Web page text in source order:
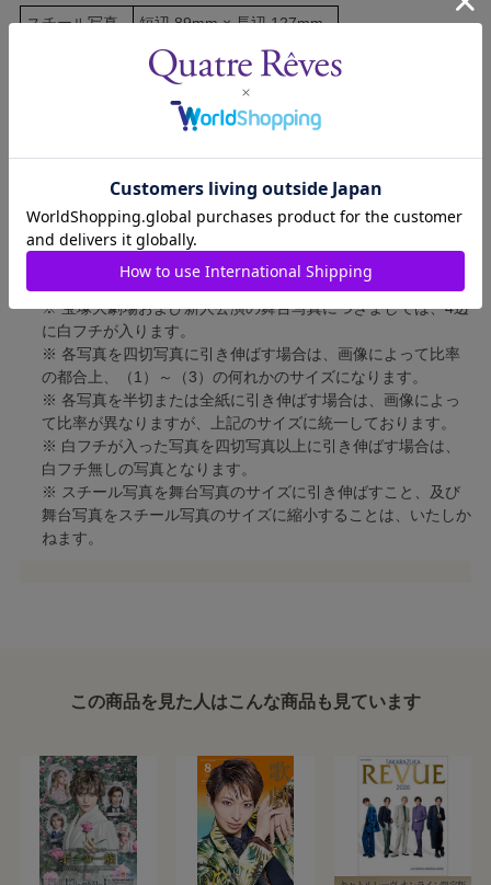
スチール写真
短辺 89mm × 長辺 127mm
短辺 127mm × 長辺 178mm
短辺 217mm × 長辺 305mm
短辺 213mm × 長辺 305mm
四切写真（3）
短辺 254mm × 長辺 305mm
短辺 305mm × 長辺 432mm
全紙写真
短辺 402mm × 長辺 559mm
写真のサイズにつきまして、下記の件も併せてご了承ください。
※ 宝塚大劇場および新人公演の舞台写真につきましては、4辺
に白フチが入ります。
※ 各写真を四切写真に引き伸ばす場合は、画像によって比率
の都合上、（1）～（3）の何れかのサイズになります。
※ 各写真を半切または全紙に引き伸ばす場合は、画像によっ
て比率が異なりますが、上記のサイズに統一しております。
※ 白フチが入った写真を四切写真以上に引き伸ばす場合は、
白フチ無しの写真となります。
※ スチール写真を舞台写真のサイズに引き伸ばすこと、及び
舞台写真をスチール写真のサイズに縮小することは、いたしか
ねます。
この商品を見た人はこんな商品も見ています